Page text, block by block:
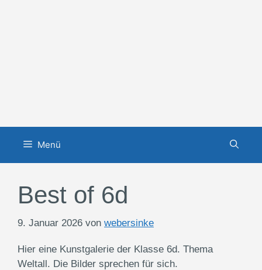
Menü
Best of 6d
9. Januar 2026 von webersinke
Hier eine Kunstgalerie der Klasse 6d. Thema
Weltall. Die Bilder sprechen für sich.